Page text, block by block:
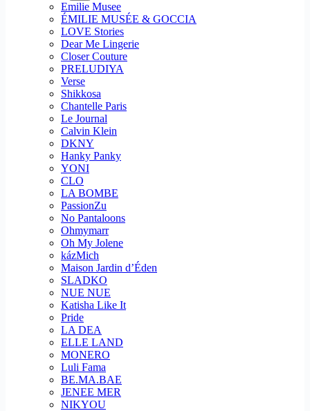
Emilie Musee
ÉMILIE MUSÉE & GOCCIA
LOVE Stories
Dear Me Lingerie
Closer Couture
PRELUDIYA
Verse
Shikkosa
Chantelle Paris
Le Journal
Calvin Klein
DKNY
Hanky Panky
YONI
CLO
LA BOMBE
PassionZu
No Pantaloons
Ohmymarr
Oh My Jolene
kázMich
Maison Jardin d’Éden
SLADKO
NUE NUE
Katisha Like It
Pride
LA DEA
ELLE LAND
MONERO
Luli Fama
BE.MA.BAE
JENEE MER
NIKYOU